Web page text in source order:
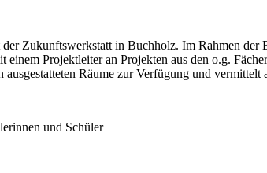
Zukunftswerkstatt in Buchholz. Im Rahmen
Projektleiter an Projekten aus den o.g.
Räume zur Verfügung und
und Schüler